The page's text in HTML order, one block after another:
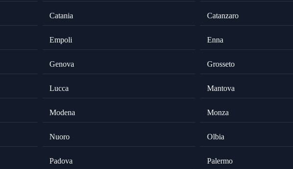
Catania Catanzaro
Empoli Enna
Genova Grosseto
Lucca Mantova
Modena Monza
Nuoro Olbia
Padova Palermo